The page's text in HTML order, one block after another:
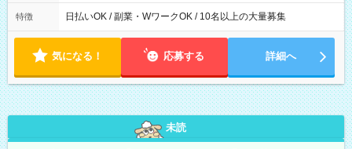
特徴 日払いOK / 副業・WワークOK / 10名以上の大量募集
気になる！ 応募する 詳細へ
未読